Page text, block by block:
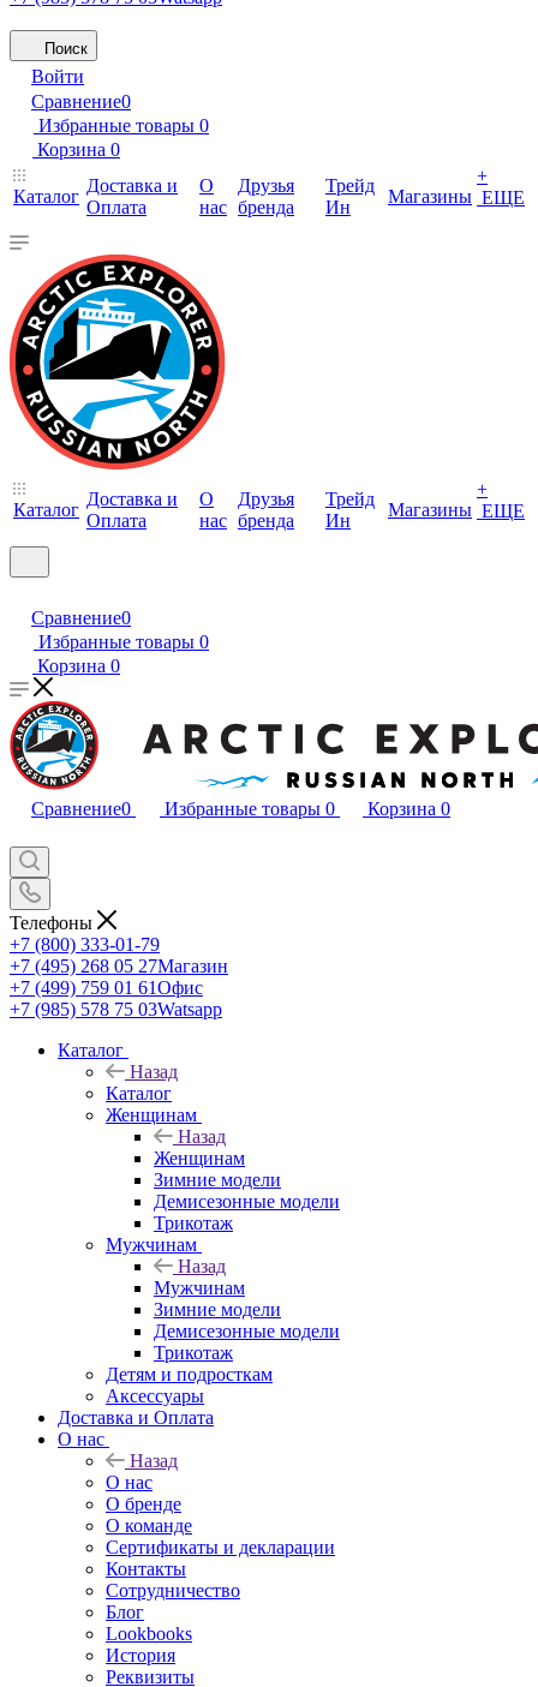
Поиск
Войти
Сравнение0
Избранные товары 0
Корзина 0
Каталог
Доставка и
Оплата
О
нас
Друзья
бренда
Трейд
Ин
Магазины
+
ЕЩЕ
Каталог
Доставка и
Оплата
О
нас
Друзья
бренда
Трейд
Ин
Магазины
+
ЕЩЕ
Сравнение0
Избранные товары 0
Корзина 0
Сравнение0 Избранные товары 0 Корзина 0
Телефоны
+7 (800) 333-01-79
+7 (495) 268 05 27Магазин
+7 (499) 759 01 61Офис
+7 (985) 578 75 03Watsapp
Каталог
Назад
Каталог
Женщинам
Назад
Женщинам
Зимние модели
Демисезонные модели
Трикотаж
Мужчинам
Назад
Мужчинам
Зимние модели
Демисезонные модели
Трикотаж
Детям и подросткам
Аксессуары
Доставка и Оплата
О нас
Назад
О нас
О бренде
О команде
Сертификаты и декларации
Контакты
Сотрудничество
Блог
Lookbooks
История
Реквизиты